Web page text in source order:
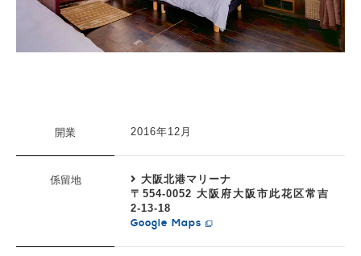
開業 2016年12月
係留地
大阪北港マリーナ
〒554-0052 大阪府大阪市此花区常吉
2-13-18
Google Maps